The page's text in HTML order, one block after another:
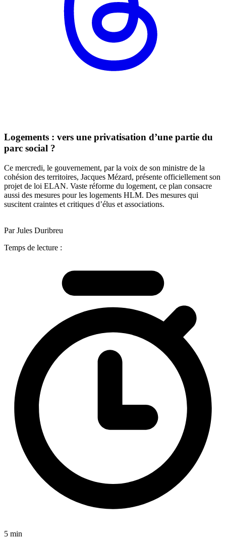
Logements : vers une privatisation d’une partie du
parc social ?
Ce mercredi, le gouvernement, par la voix de son ministre de la
cohésion des territoires, Jacques Mézard, présente officiellement son
projet de loi ELAN. Vaste réforme du logement, ce plan consacre
aussi des mesures pour les logements HLM. Des mesures qui
suscitent craintes et critiques d’élus et associations.
Par Jules Duribreu
Temps de lecture :
5 min